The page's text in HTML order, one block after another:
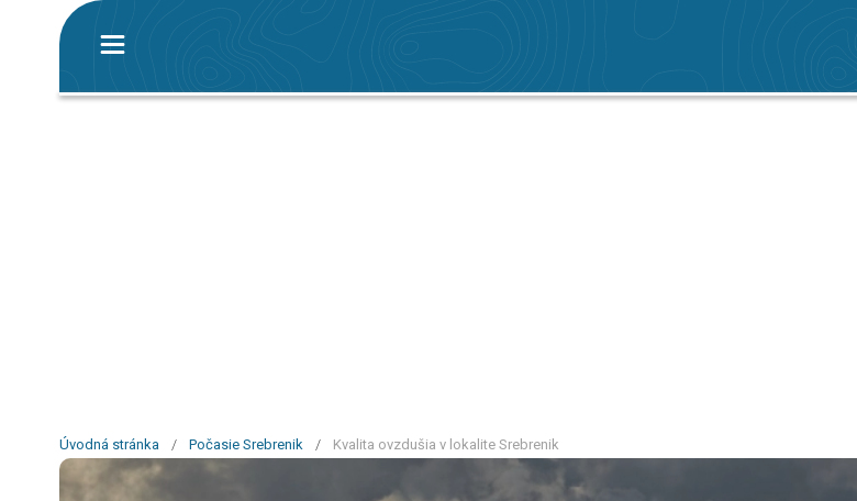
Úvodná stránka / Počasie Srebrenik / Kvalita ovzdušia v lokalite Srebrenik